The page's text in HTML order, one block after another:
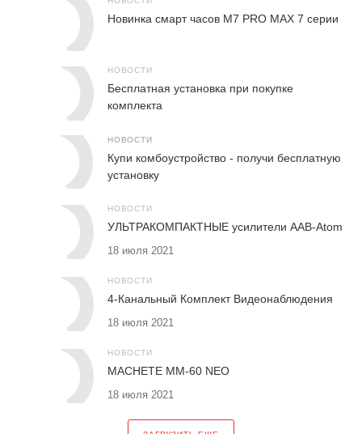
Новинка смарт часов M7 PRO MAX 7 серии
НОВОСТИ
Бесплатная установка при покупке
комплекта
НОВОСТИ
Купи комбоустройство - получи бесплатную
установку
НОВОСТИ
18 июля 2021
УЛЬТРАКОМПАКТНЫЕ усилители AAB-Atom
НОВОСТИ
18 июля 2021
4-Канальный Комплект Видеонаблюдения
НОВОСТИ
18 июля 2021
MACHETE MM-60 NEO